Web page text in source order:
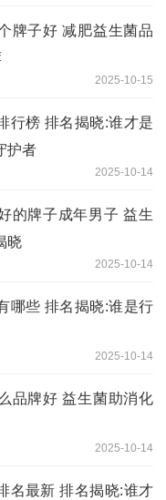
牌子好 减肥益生菌品
2025-10-15
行榜 排名揭晓:谁才是
护者
2025-10-14
的牌子成年男子 益生
晓
2025-10-14
哪些 排名揭晓:谁是行
2025-10-14
品牌好 益生菌助消化
2025-10-14
名最新 排名揭晓:谁才